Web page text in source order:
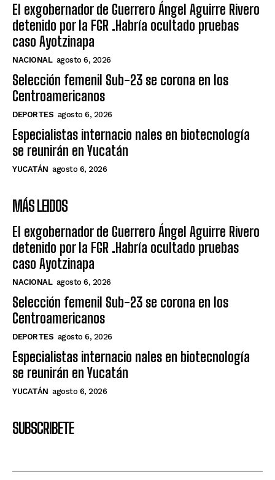
El exgobernador de Guerrero Ángel Aguirre Rivero
detenido por la FGR .Habría ocultado pruebas
caso Ayotzinapa
NACIONAL agosto 6, 2026
Selección femenil Sub-23 se corona en los
Centroamericanos
DEPORTES agosto 6, 2026
Especialistas internacio nales en biotecnología
se reunirán en Yucatán
YUCATÁN agosto 6, 2026
MÁS LEIDOS
El exgobernador de Guerrero Ángel Aguirre Rivero
detenido por la FGR .Habría ocultado pruebas
caso Ayotzinapa
NACIONAL agosto 6, 2026
Selección femenil Sub-23 se corona en los
Centroamericanos
DEPORTES agosto 6, 2026
Especialistas internacio nales en biotecnología
se reunirán en Yucatán
YUCATÁN agosto 6, 2026
SUBSCRIBETE